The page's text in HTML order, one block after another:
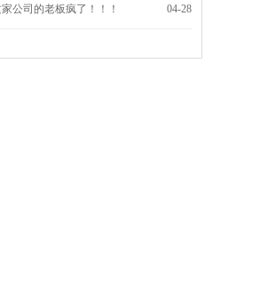
公司的老板疯了！！！ 04-28